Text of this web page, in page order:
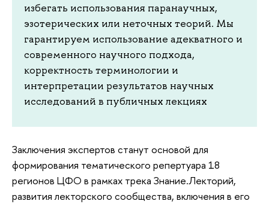
избегать использования паранаучных,
эзотерических или неточных теорий. Мы
гарантируем использование адекватного и
современного научного подхода,
корректность терминологии и
интерпретации результатов научных
исследований в публичных лекциях
Заключения экспертов станут основой для
формирования тематического репертуара 18
регионов ЦФО в рамках трека Знание.Лекторий,
развития лекторского сообщества, включения в его